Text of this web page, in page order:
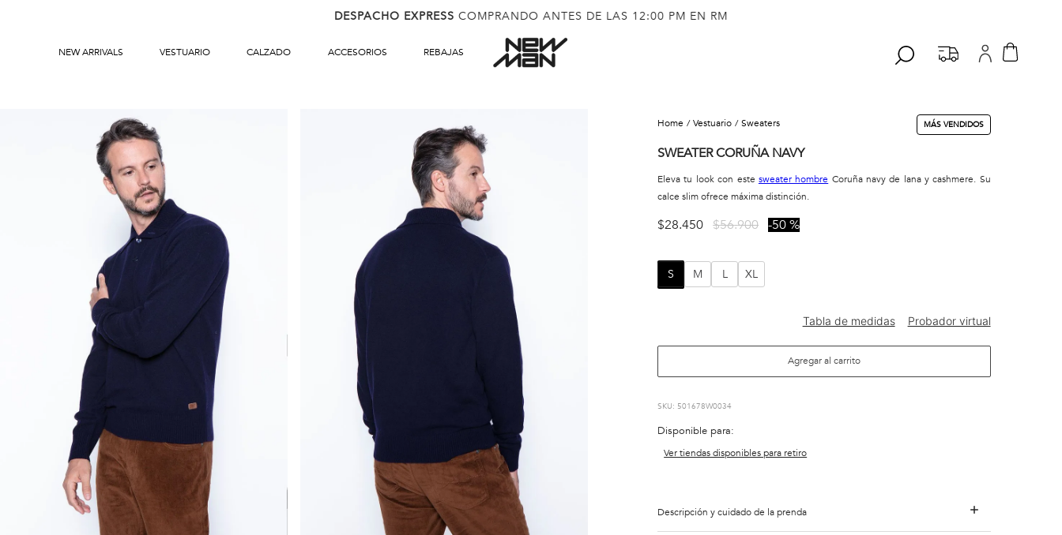
DESPACHO EXPRESS COMPRANDO ANTES DE LAS 12:00 PM EN RM
NEW ARRIVALS VESTUARIO CALZADO ACCESORIOS REBAJAS
vestuario sweaters MÁS VENDIDOS
SWEATER CORUÑA NAVY
Eleva tu look con este sweater hombre Coruña navy de lana y cashmere. Su
calce slim ofrece máxima distinción.
$28.450 $56.900 50 %
S M L XL
Agregar al carrito
: 501678W0034
Disponible para:
Ver tiendas disponibles para retiro
Descripción y cuidado de la prenda